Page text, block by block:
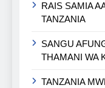
RAIS SAMIA
TANZANIA
SANGU
THAMANI WA
TANZANIA